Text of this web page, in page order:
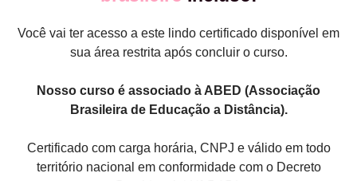
Você vai ter acesso a este lindo certificado disponível em
sua área restrita após concluir o curso.
Nosso curso é associado à ABED (Associação
Brasileira de Educação a Distância).
Certificado com carga horária, CNPJ e válido em todo
território nacional em conformidade com o Decreto